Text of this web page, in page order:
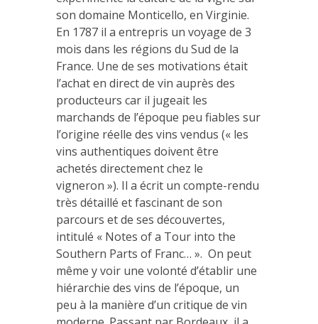
son domaine Monticello, en Virginie.
En 1787 il a entrepris un voyage de 3
mois dans les régions du Sud de la
France. Une de ses motivations était
l’achat en direct de vin auprès des
producteurs car il jugeait les
marchands de l’époque peu fiables sur
l’origine réelle des vins vendus (« les
vins authentiques doivent être
achetés directement chez le
vigneron »). Il a écrit un compte-rendu
très détaillé et fascinant de son
parcours et de ses découvertes,
intitulé « Notes of a Tour into the
Southern Parts of Franc… ». On peut
même y voir une volonté d’établir une
hiérarchie des vins de l’époque, un
peu à la manière d’un critique de vin